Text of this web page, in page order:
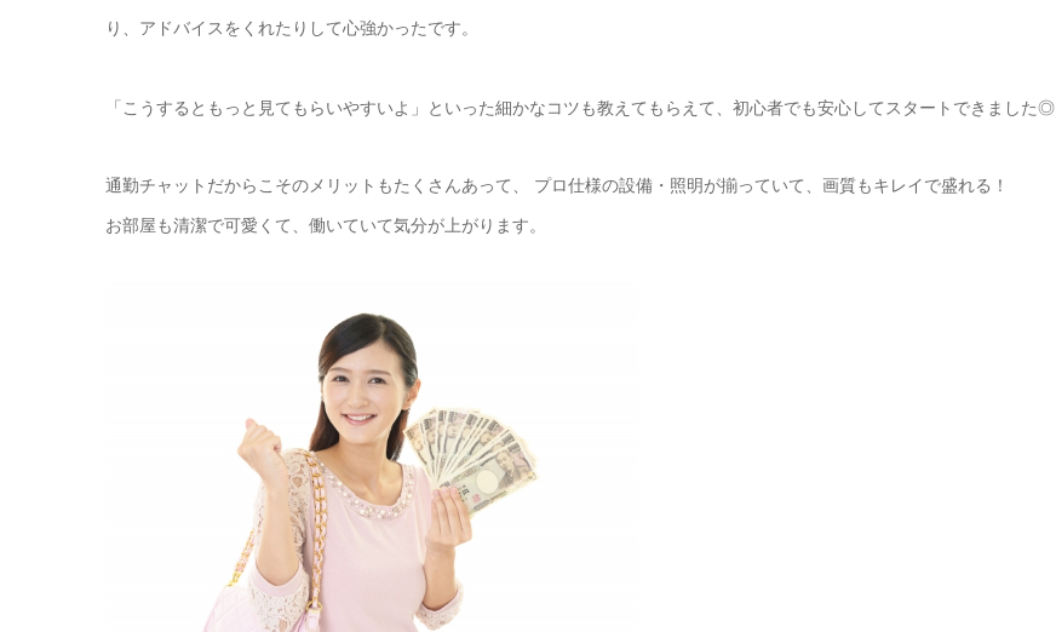
り、アドバイスをくれたりして心強かったです。
「こうするともっと見てもらいやすいよ」といった細かなコツも教えてもらえて、初心者でも安心してスタートできました◎
通勤チャットだからこそのメリットもたくさんあって、 プロ仕様の設備・照明が揃っていて、画質もキレイで盛れる！
お部屋も清潔で可愛くて、働いていて気分が上がります。